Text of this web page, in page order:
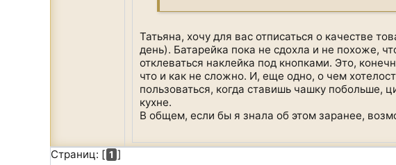
Татьяна, хочу для вас отписаться о качестве
день). Батарейка пока не сдохла и не похоже,
отклеваться наклейка под кнопками. Это,
что и как не сложно. И, еще одно, о чем
пользоваться, когда ставишь чашку побольше,
кухне.
В общем, если бы я знала об этом заранее,
Страниц: [ 1 ]